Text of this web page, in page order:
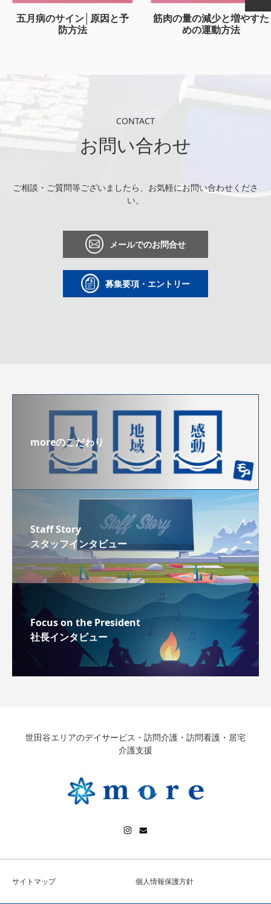
五月病のサイン│原因と予
防方法
筋肉の量の減少と増やすた
めの運動方法
CONTACT
お問い合わせ
ご相談・ご質問等ございましたら、お気軽にお問い合わせくださ
い。
メールでのお問合せ
募集要項・エントリー
moreのこだわり
Staff Story
スタッフインタビュー
Focus on the President
社長インタビュー
世田谷エリアのデイサービス・訪問介護・訪問看護・居宅
介護支援
サイトマップ 個人情報保護方針